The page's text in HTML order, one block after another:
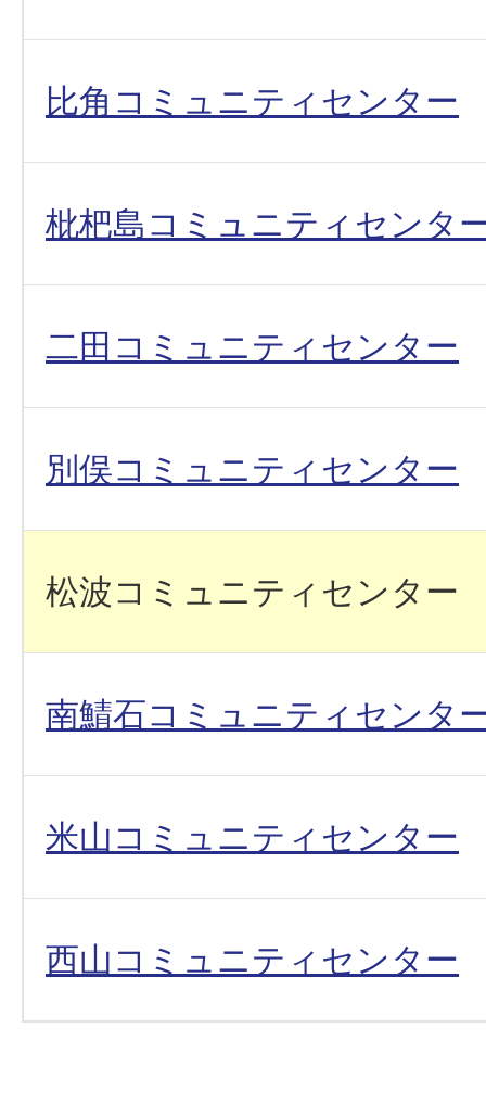
比角コミュニティセンター
枇杷島コミュニティセンタ
二田コミュニティセンター
別俣コミュニティセンター
松波コミュニティセンター
南鯖石コミュニティセンタ
米山コミュニティセンター
西山コミュニティセンター